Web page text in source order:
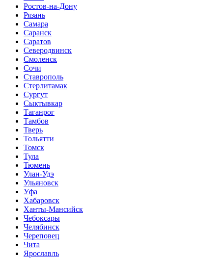
Ростов-на-Дону
Рязань
Самара
Саранск
Саратов
Северодвинск
Смоленск
Сочи
Ставрополь
Стерлитамак
Сургут
Сыктывкар
Таганрог
Тамбов
Тверь
Тольятти
Томск
Тула
Тюмень
Улан-Удэ
Ульяновск
Уфа
Хабаровск
Ханты-Мансийск
Чебоксары
Челябинск
Череповец
Чита
Ярославль